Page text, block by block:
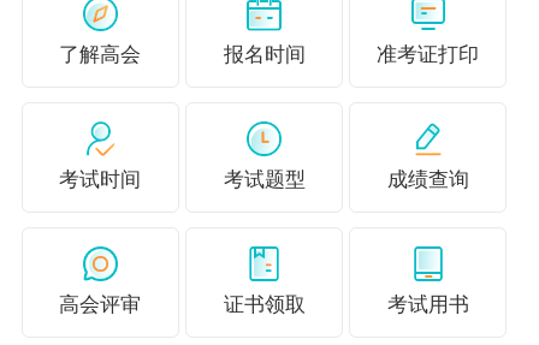
了解高会 报名时间 准考证打印
考试时间 考试题型 成绩查询
高会评审 证书领取 考试用书